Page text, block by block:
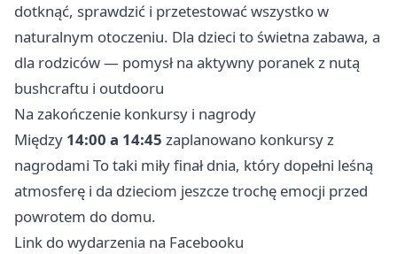
dotknąć, sprawdzić i przetestować wszystko w
naturalnym otoczeniu. Dla dzieci to świetna zabawa, a
dla rodziców — pomysł na aktywny poranek z nutą
bushcraftu i outdooru
Na zakończenie konkursy i nagrody
Między 14:00 a 14:45 zaplanowano konkursy z
nagrodami To taki miły finał dnia, który dopełni leśną
atmosferę i da dzieciom jeszcze trochę emocji przed
powrotem do domu.
Link do wydarzenia na Facebooku